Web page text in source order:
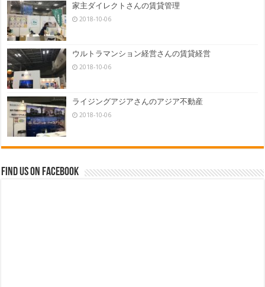
家主ダイレクトさんの賃貸管理
2018-10-06
ウルトラマンション経営さんの賃貸経営
2018-10-06
ライジングアジアさんのアジア不動産
2018-10-06
Find us on Facebook